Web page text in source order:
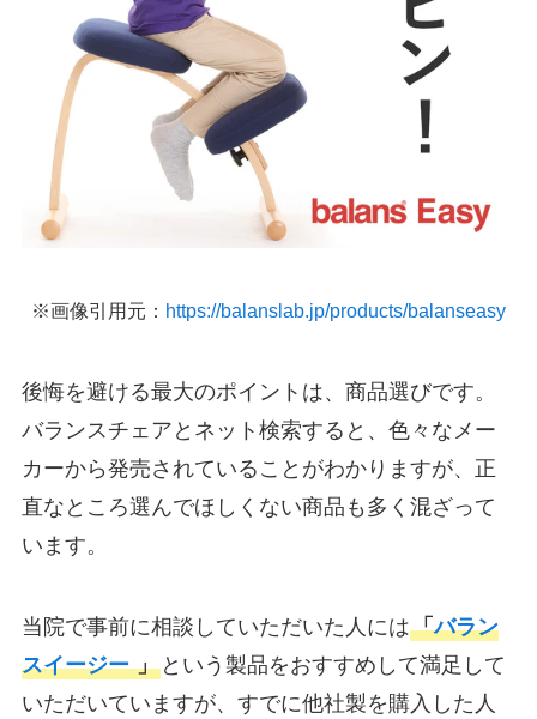
※画像引用元： https://balanslab.jp/products/balanseasy
後悔を避ける最大のポイントは、商品選びです。
バランスチェアとネット検索すると、色々なメー
カーから発売されていることがわかりますが、正
直なところ選んでほしくない商品も多く混ざって
います。
当院で事前に相談していただいた人には「バラン
スイージー 」という製品をおすすめして満足して
いただいていますが、すでに他社製を購入した人